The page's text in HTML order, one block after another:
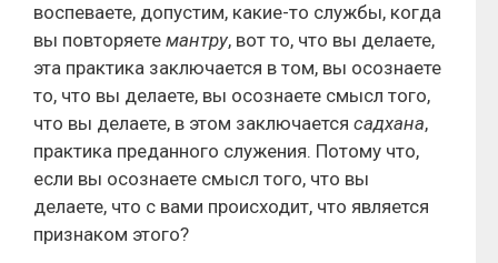
воспеваете, допустим, какие-то службы, когда
вы повторяете мантру, вот то, что вы делаете,
эта практика заключается в том, вы осознаете
то, что вы делаете, вы осознаете смысл того,
что вы делаете, в этом заключается садхана,
практика преданного служения. Потому что,
если вы осознаете смысл того, что вы
делаете, что с вами происходит, что является
признаком этого?